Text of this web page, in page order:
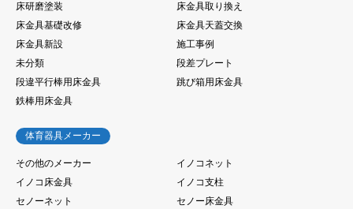
床研磨塗装
床金具取り換え
床金具基礎改修
床金具天蓋交換
床金具新設
施工事例
未分類
段差プレート
段違平行棒用床金具
跳び箱用床金具
鉄棒用床金具
体育器具メーカー
その他のメーカー
イノコネット
イノコ床金具
イノコ支柱
セノーネット
セノー床金具